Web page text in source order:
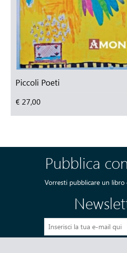
Piccoli Poeti
€ 27,00
Pubblica
Vorresti pubblicare un libro